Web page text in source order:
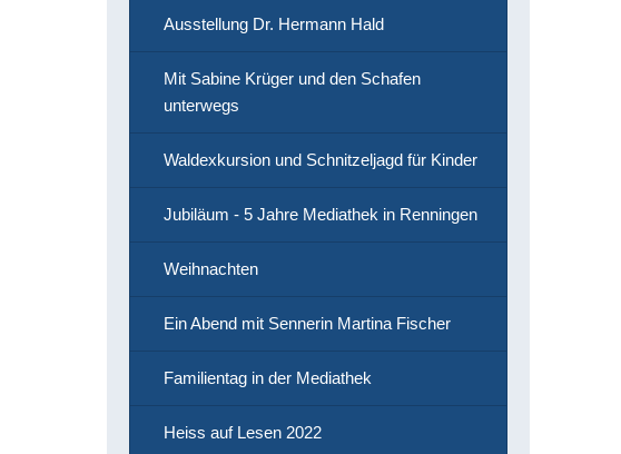
Ausstellung Dr. Hermann Hald
Mit Sabine Krüger und den Schafen
unterwegs
Waldexkursion und Schnitzeljagd für Kinder
Jubiläum - 5 Jahre Mediathek in Renningen
Weihnachten
Ein Abend mit Sennerin Martina Fischer
Familientag in der Mediathek
Heiss auf Lesen 2022